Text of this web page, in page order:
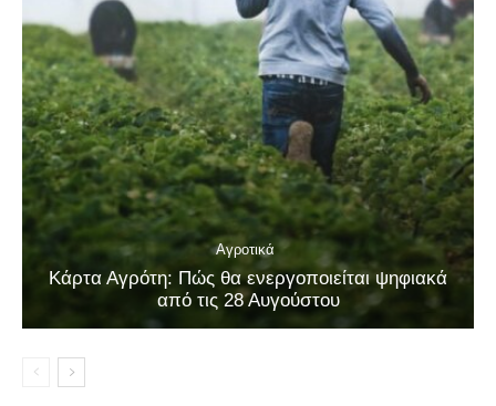
Αγροτικά
Κάρτα Αγρότη: Πώς θα ενεργοποιείται ψηφιακά
από τις 28 Αυγούστου